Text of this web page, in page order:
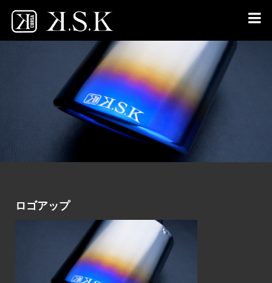

ロゴアップ